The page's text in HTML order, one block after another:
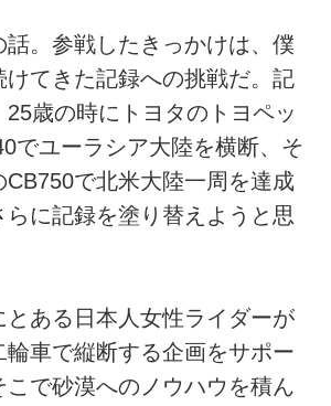
話。参戦したきっかけは、僕
けてきた記録への挑戦だ。記
歳の時にトヨタのトヨペッ
でユーラシア大陸を横断、そ
CB750で北米大陸一周を達成
らに記録を塗り替えようと思
とある日本人女性ライダーが
輪車で縦断する企画をサポー
こで砂漠へのノウハウを積ん